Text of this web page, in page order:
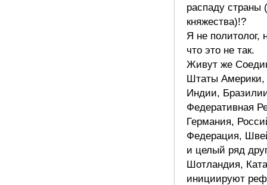
распаду страны
княжества)!?
Я не политолог,
что это не так.
Живут же
Штаты Америки,
Индии,
Федеративная
Германия,
Федерация,
и целый ряд
Шотландия,
инициируют